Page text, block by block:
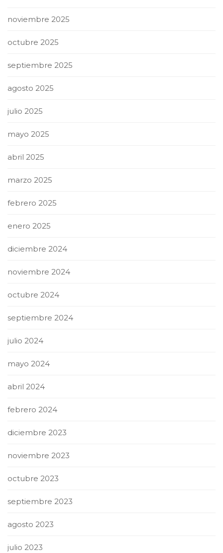
noviembre 2025
octubre 2025
septiembre 2025
agosto 2025
julio 2025
mayo 2025
abril 2025
marzo 2025
febrero 2025
enero 2025
diciembre 2024
noviembre 2024
octubre 2024
septiembre 2024
julio 2024
mayo 2024
abril 2024
febrero 2024
diciembre 2023
noviembre 2023
octubre 2023
septiembre 2023
agosto 2023
julio 2023